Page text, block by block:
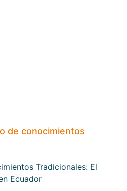
de conocimientos
Tradicionales: El
Ecuador